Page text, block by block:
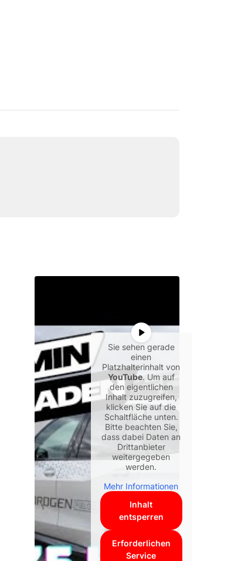
Sie sehen gerade
einen
Platzhalterinhalt von
YouTube. Um auf
den eigentlichen
Inhalt zuzugreifen,
klicken Sie auf die
Schaltfläche unten.
Bitte beachten Sie,
dass dabei Daten an
Drittanbieter
weitergegeben
werden.
Mehr Informationen
Inhalt
entsperren
Erforderlichen
Service